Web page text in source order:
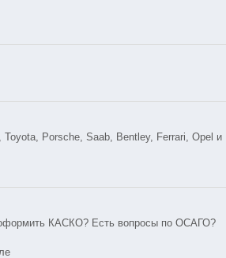
Porsche, Saab, Bentley, Ferrari, Opel и
оформить КАСКО? Есть вопросы по ОСАГО?